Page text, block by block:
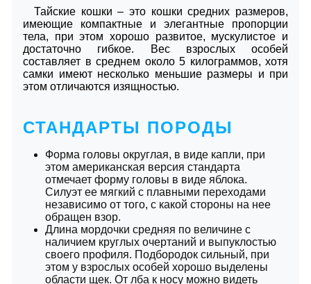
Тайские кошки – это кошки средних размеров,
имеющие компактные и элегантные пропорции
тела, при этом хорошо развитое, мускулистое и
достаточно гибкое. Вес взрослых особей
составляет в среднем около 5 килограммов, хотя
самки имеют несколько меньшие размеры и при
этом отличаются изящностью.
СТАНДАРТЫ ПОРОДЫ
Форма головы округлая, в виде капли, при
этом американская версия стандарта
отмечает форму головы в виде яблока.
Силуэт ее мягкий с плавными переходами
независимо от того, с какой стороны на нее
обращен взор.
Длина мордочки средняя по величине с
наличием круглых очертаний и выпуклостью
своего профиля. Подбородок сильный, при
этом у взрослых особей хорошо выделены
области щек. От лба к носу можно видеть